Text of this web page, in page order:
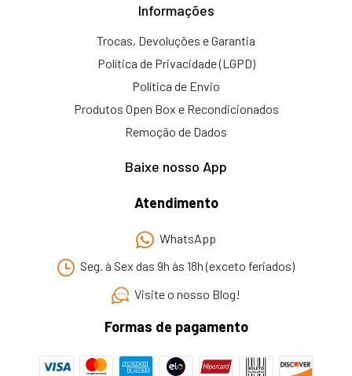
Informações
Trocas, Devoluções e Garantia
Política de Privacidade (LGPD)
Política de Envio
Produtos Open Box e Recondicionados
Remoção de Dados
Baixe nosso App
Atendimento
WhatsApp
Seg. à Sex das 9h às 18h (exceto feriados)
Visite o nosso Blog!
Formas de pagamento